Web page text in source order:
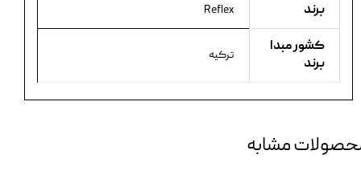
برند Reflex
کشور مبدا
برند
ترکیه
مشابه